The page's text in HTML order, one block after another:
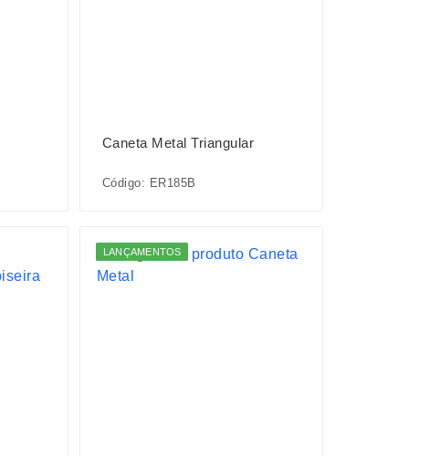
Caneta Metal Triangular
Código: ER185B
LANÇAMENTOS